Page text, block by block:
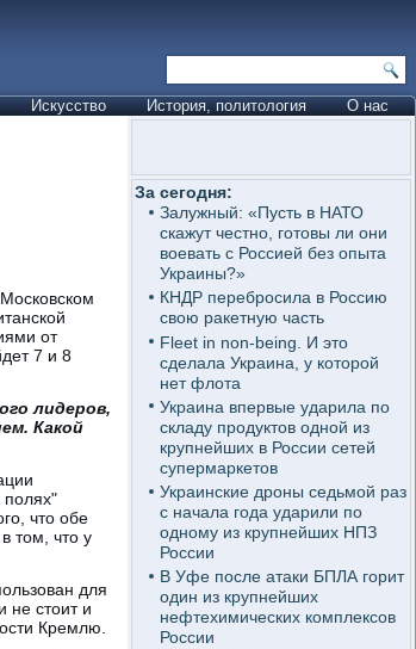
Искусство История, политология О нас
от
7 и 8
лидеров,
Какой
полях"
что обе
том, что у
для
не стоит и
Кремлю.
За сегодня:
Залужный: «Пусть в НАТО
скажут честно, готовы ли они
воевать с Россией без опыта
Украины?»
КНДР перебросила в Россию
свою ракетную часть
Fleet in non-being. И это
сделала Украина, у которой
нет флота
Украина впервые ударила по
складу продуктов одной из
крупнейших в России сетей
супермаркетов
Украинские дроны седьмой раз
с начала года ударили по
одному из крупнейших НПЗ
России
В Уфе после атаки БПЛА горит
один из крупнейших
нефтехимических комплексов
России